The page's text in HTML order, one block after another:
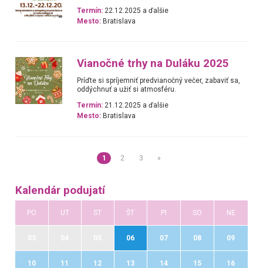
Termín: 22.12.2025 a ďalšie
Mesto: Bratislava
Vianočné trhy na Duláku 2025
Príďte si spríjemniť predvianočný večer, zabaviť sa,
oddýchnuť a užiť si atmosféru.
Termín: 21.12.2025 a ďalšie
Mesto: Bratislava
1 2 3 »
Kalendár podujatí
PO UT ST ŠT PI SO NE
06 07 08 09
10 11 12 13 14 15 16